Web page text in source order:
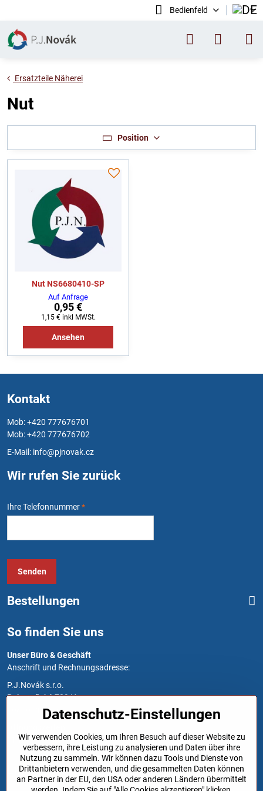
Bedienfeld
Ersatzteile Näherei
Nut
Position
Nut NS6680410-SP
Auf Anfrage
0,95 €
1,15 € inkl MWSt.
Ansehen
Kontakt
Mob: +420 777676701
Mob: +420 777676702
E-Mail: info@pjnovak.cz
Wir rufen Sie zurück
Ihre Telefonnummer*
Senden
Bestellungen
So finden Sie uns
Unser Büro & Geschäft
Anschrift und Rechnungsadresse:
P.J.Novák s.r.o.
Polygrafická 709/4
10800 Prag 10
Montag bis Freitag: 7:00 - 15:30
Links
Datenschutz-Einstellungen
Wir verwenden Cookies, um Ihren Besuch auf dieser Website zu
verbessern, ihre Leistung zu analysieren und Daten über ihre
Nutzung zu sammeln. Wir können dazu Tools und Dienste von
Drittanbietern verwenden, und die gesammelten Daten können
an Partner in der EU, den USA oder anderen Ländern übermittelt